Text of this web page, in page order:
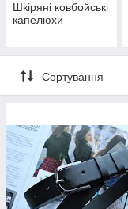
Шкіряні ковбойські
капелюхи
Сортування